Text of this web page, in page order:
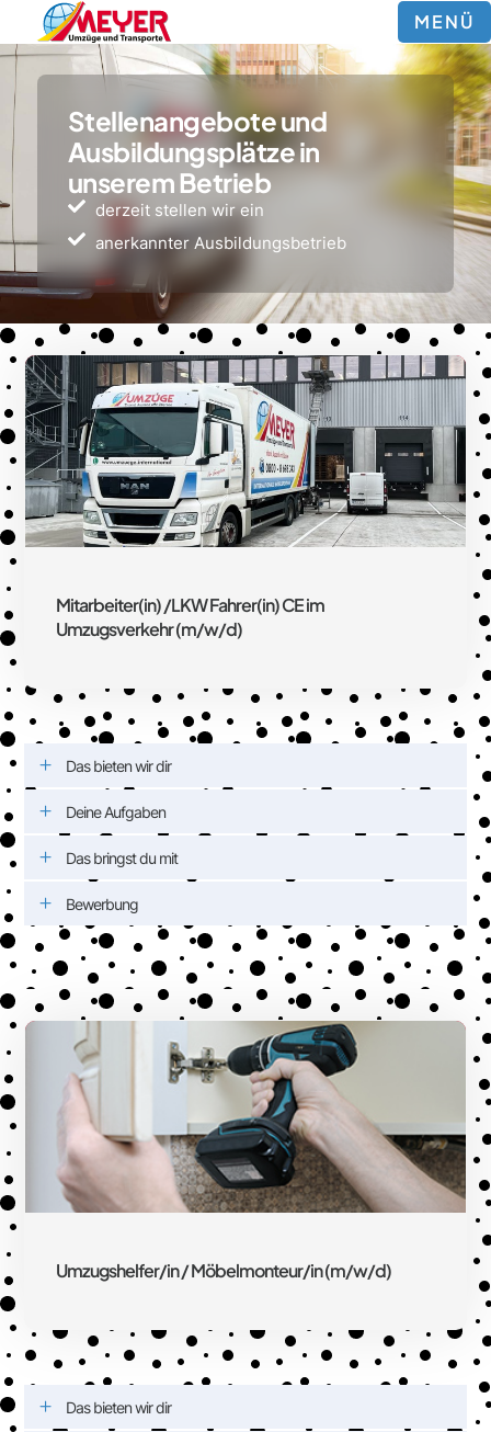
MENÜ
Stellenangebote und
Ausbildungsplätze in
unserem Betrieb
derzeit stellen wir ein
anerkannter Ausbildungsbetrieb
Mitarbeiter(in) /LKW Fahrer(in) CE im
Umzugsverkehr (m/w/d)
Das bieten wir dir
Deine Aufgaben
Das bringst du mit
Bewerbung
Umzugshelfer/in / Möbelmonteur/in (m/w/d)
Das bieten wir dir